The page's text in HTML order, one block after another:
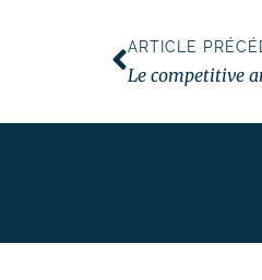
ARTICLE
Le competitive